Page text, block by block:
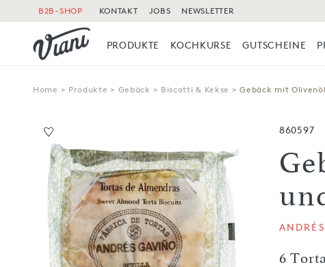
B2B-SHOP KONTAKT JOBS NEWSLETTER
PRODUKTE KOCHKURSE GUTSCHEINE
Home > Produkte > Gebäck > Biscotti & Kekse >Gebäck mit
860597
6